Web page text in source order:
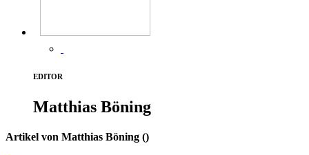
EDITOR
Matthias Böning
Artikel von Matthias Böning ()